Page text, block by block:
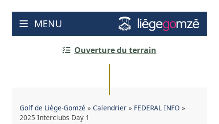
contenu
MENU
Ouverture du terrain
Golf de Liège-Gomzé » Calendrier » FEDERAL INFO »
2025 Interclubs Day 1